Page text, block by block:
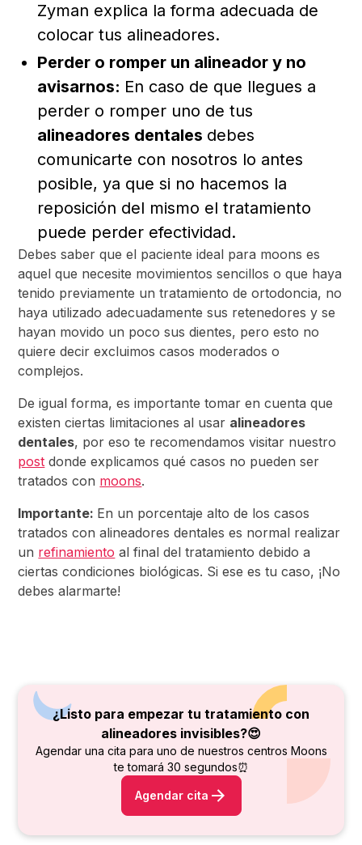
Zyman explica la forma adecuada de
colocar tus alineadores.
Perder o romper un alineador y no
avisarnos: En caso de que llegues a
perder o romper uno de tus
alineadores dentales debes
comunicarte con nosotros lo antes
posible, ya que si no hacemos la
reposición del mismo el tratamiento
puede perder efectividad.
Debes saber que el paciente ideal para moons es
aquel que necesite movimientos sencillos o que haya
tenido previamente un tratamiento de ortodoncia, no
haya utilizado adecuadamente sus retenedores y se
hayan movido un poco sus dientes, pero esto no
quiere decir excluimos casos moderados o
complejos.
De igual forma, es importante tomar en cuenta que
existen ciertas limitaciones al usar alineadores
dentales, por eso te recomendamos visitar nuestro
post donde explicamos qué casos no pueden ser
tratados con moons.
Importante: En un porcentaje alto de los casos
tratados con alineadores dentales es normal realizar
un refinamiento al final del tratamiento debido a
ciertas condiciones biológicas. Si ese es tu caso, ¡No
debes alarmarte!
¿Listo para empezar tu tratamiento con
alineadores invisibles?😍
Agendar una cita para uno de nuestros centros Moons
te tomará 30 segundos⏰
Agendar cita